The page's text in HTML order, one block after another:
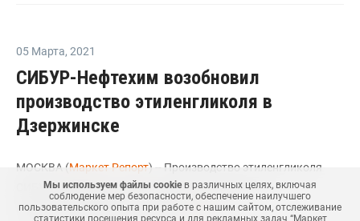
05 Марта, 2021
СИБУР-Нефтехим возобновил
производство этиленгликоля в
Дзержинске
МОСКВА (Маркет Репорт) -- Производство этиленгликоля
СИБУР-Нефтехима, "дочки "СИБУРа, вернулось к
нормальному режиму, сообщаетICIS.
Мы используем файлы cookieв различных целях, включая
соблюдение мер безопасности, обеспечение наилучшего
пользовательского опыта при работе с нашим сайтом, отслеживание
статистики посещения ресурса и для рекламных задач “Маркет